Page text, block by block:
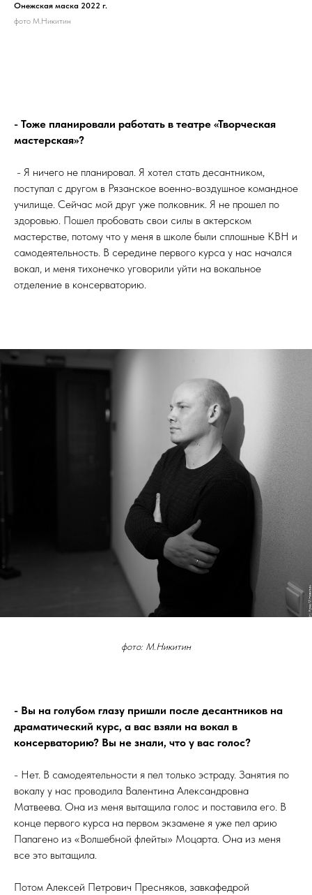
Онежская маска 2022 г.
фото М.Никитин
- Тоже планировали работать в театре «Творческая
мастерская»?
- Я ничего не планировал. Я хотел стать десантником,
поступал с другом в Рязанское военно-воздушное командное
училище. Сейчас мой друг уже полковник. Я не прошел по
здоровью. Пошел пробовать свои силы в актерском
мастерстве, потому что у меня в школе были сплошные КВН и
самодеятельность. В середине первого курса у нас начался
вокал, и меня тихонечко уговорили уйти на вокальное
отделение в консерваторию.
фото: М.Никитин
- Вы на голубом глазу пришли после десантников на
драматический курс, а вас взяли на вокал в
консерваторию? Вы не знали, что у вас голос?
- Нет. В самодеятельности я пел только эстраду. Занятия по
вокалу у нас проводила Валентина Александровна
Матвеева. Она из меня вытащила голос и поставила его. В
конце первого курса на первом экзамене я уже пел арию
Папагено из «Волшебной флейты» Моцарта. Она из меня
все это вытащила.
Потом Алексей Петрович Пресняков, завкафедрой